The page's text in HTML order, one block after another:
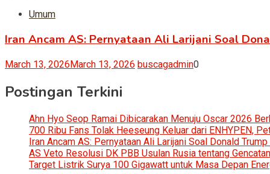
Umum
Iran Ancam AS: Pernyataan Ali Larijani Soal
March 13, 2026March 13, 2026 buscagadmin0
Postingan Terkini
Ahn Hyo Seop Ramai Dibicarakan Menuju Oscar 2026
700 Ribu Fans Tolak Heeseung Keluar dari ENHYPEN,
Iran Ancam AS: Pernyataan Ali Larijani Soal Donald
AS Veto Resolusi DK PBB Usulan Rusia tentang
Target Listrik Surya 100 Gigawatt untuk Masa Depan